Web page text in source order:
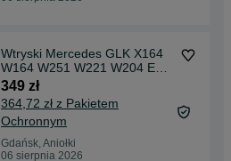
Wtryski Mercedes GLK X164
W164 W251 W221 W204 E
W211 280 CDI 320 CDI
349 zł
364,72 zł z Pakietem
Ochronnym
Gdańsk, Aniołki
06 sierpnia 2026